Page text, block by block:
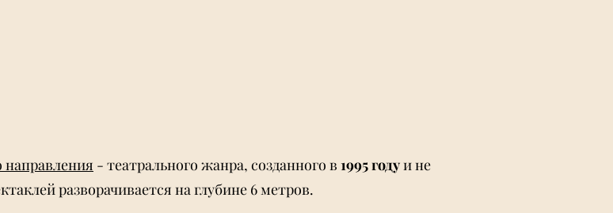
направления - театрального жанра, созданного в 1995 годуи не
разворачивается на глубине 6 метров.